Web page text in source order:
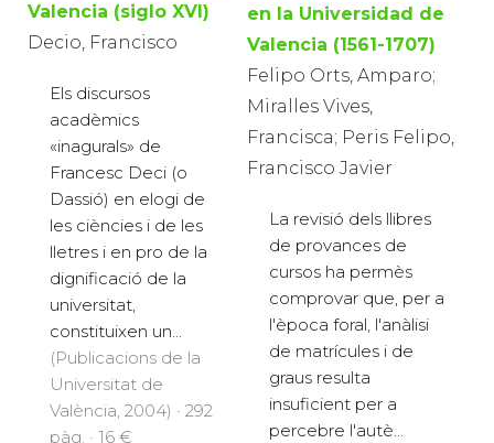
Valencia (siglo XVI)
Decio, Francisco
Els discursos
acadèmics
«inagurals» de
Francesc Deci (o
Dassió) en elogi de
les ciències i de les
lletres i en pro de la
dignificació de la
universitat,
constituixen un...
(Publicacions de la
Universitat de
València, 2004) · 292
pàg. · 16 €
en la Universidad de
Valencia (1561-1707)
Felipo Orts, Amparo;
Miralles Vives,
Francisca; Peris Felipo,
Francisco Javier
La revisió dels llibres
de provances de
cursos ha permès
comprovar que, per a
l'època foral, l'anàlisi
de matrícules i de
graus resulta
insuficient per a
percebre l'autè...